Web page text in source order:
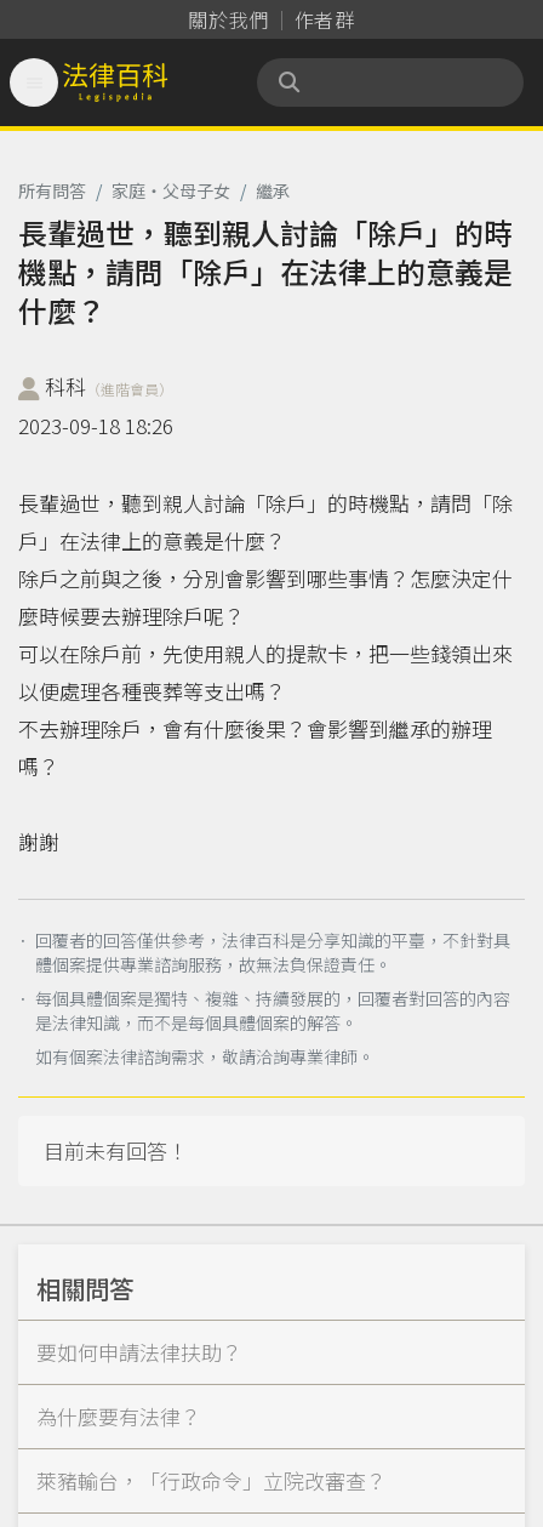
關於我們 作者群
法律百科 Legispedia
所有問答 / 家庭‧父母子女 / 繼承
長輩過世，聽到親人討論「除戶」的時
機點，請問「除戶」在法律上的意義是
什麼？
科科 （進階會員）
2023-09-18 18:26
長輩過世，聽到親人討論「除戶」的時機點，請問「除
戶」在法律上的意義是什麼？
除戶之前與之後，分別會影響到哪些事情？怎麼決定什
麼時候要去辦理除戶呢？
可以在除戶前，先使用親人的提款卡，把一些錢領出來
以便處理各種喪葬等支出嗎？
不去辦理除戶，會有什麼後果？會影響到繼承的辦理
嗎？
謝謝
． 回覆者的回答僅供參考，法律百科是分享知識的平臺，不針對具
體個案提供專業諮詢服務，故無法負保證責任。
． 每個具體個案是獨特、複雜、持續發展的，回覆者對回答的內容
是法律知識，而不是每個具體個案的解答。
如有個案法律諮詢需求，敬請洽詢專業律師。
目前未有回答！
相關問答
要如何申請法律扶助？
為什麼要有法律？
萊豬輸台，「行政命令」立院改審查？